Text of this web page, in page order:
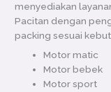
menyediakan
Pacitan dengan
packing sesuai
Motor matic
Motor bebek
Motor sport